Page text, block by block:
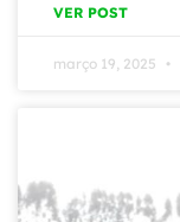
VER POST
março 19, 2025